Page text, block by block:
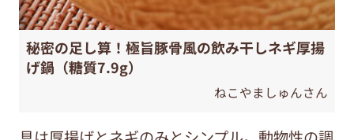
秘密の足し算！極旨豚骨風の飲み干しネギ厚揚
げ鍋（糖質7.9g）
ねこやましゅんさん